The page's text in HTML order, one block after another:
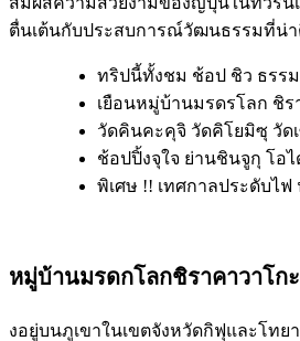
ตื่นเต้นกับประสบการณ์วัฒนธรรมที่น่
ทริปนี้ทั้งชม ช้อป ชิว ธรร
เยือนหมู่บ้านมรดรโลก ชิร
วัดคินคะคุจิ วัดคิโยมิซุ วัด
ช้อปปิ้งจุใจ ย่านชินจูกุ โอไ
พิเศษ !! เทศกาลประดับไ
หมู่บ้านมรดกโลกชิราคาวาโกะ
งอยู่บนภูเขาในเขตจังหวัดกิฟุและโทย